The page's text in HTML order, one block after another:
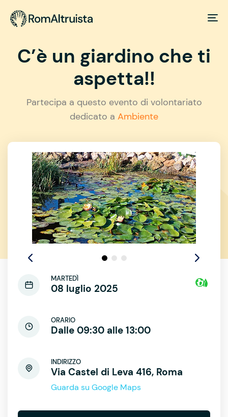
C’è un giardino che ti
aspetta!!
Partecipa a questo evento di volontariato
dedicato a Ambiente
MARTEDÌ
08 luglio 2025
ORARIO
Dalle 09:30 alle 13:00
INDIRIZZO
Via Castel di Leva 416, Roma
Guarda su Google Maps